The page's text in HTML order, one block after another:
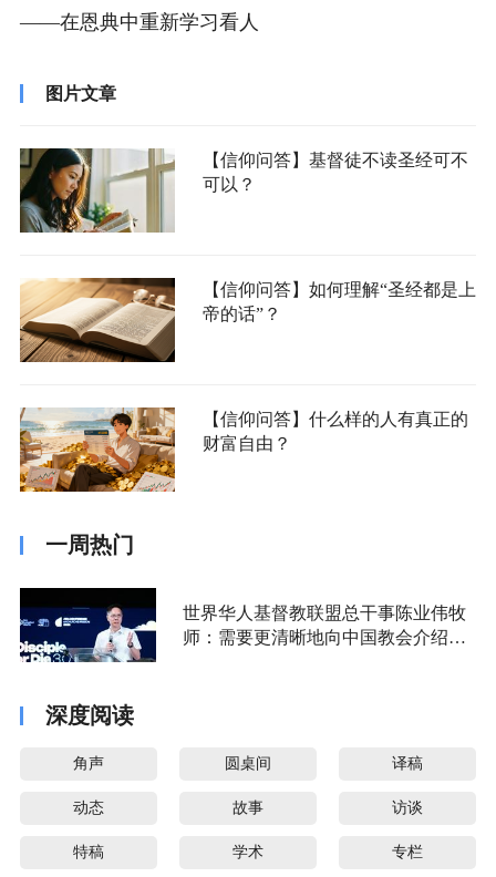
——在恩典中重新学习看人
图片文章
【信仰问答】基督徒不读圣经可不
可以？
【信仰问答】如何理解“圣经都是上
帝的话”？
【信仰问答】什么样的人有真正的
财富自由？
一周热门
世界华人基督教联盟总干事陈业伟牧
师：需要更清晰地向中国教会介绍福
深度阅读
角声 圆桌间 译稿
动态 故事 访谈
特稿 学术 专栏